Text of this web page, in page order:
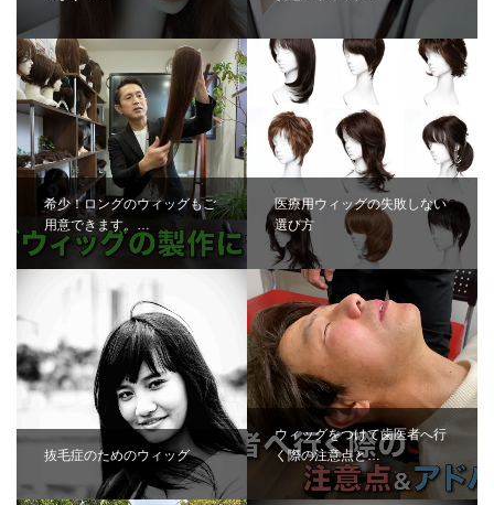
希少！ロングのウィッグもご
用意できます。…
医療用ウィッグの失敗しない
選び方
抜毛症のためのウィッグ
ウィッグをつけて歯医者へ行
く際の注意点と…